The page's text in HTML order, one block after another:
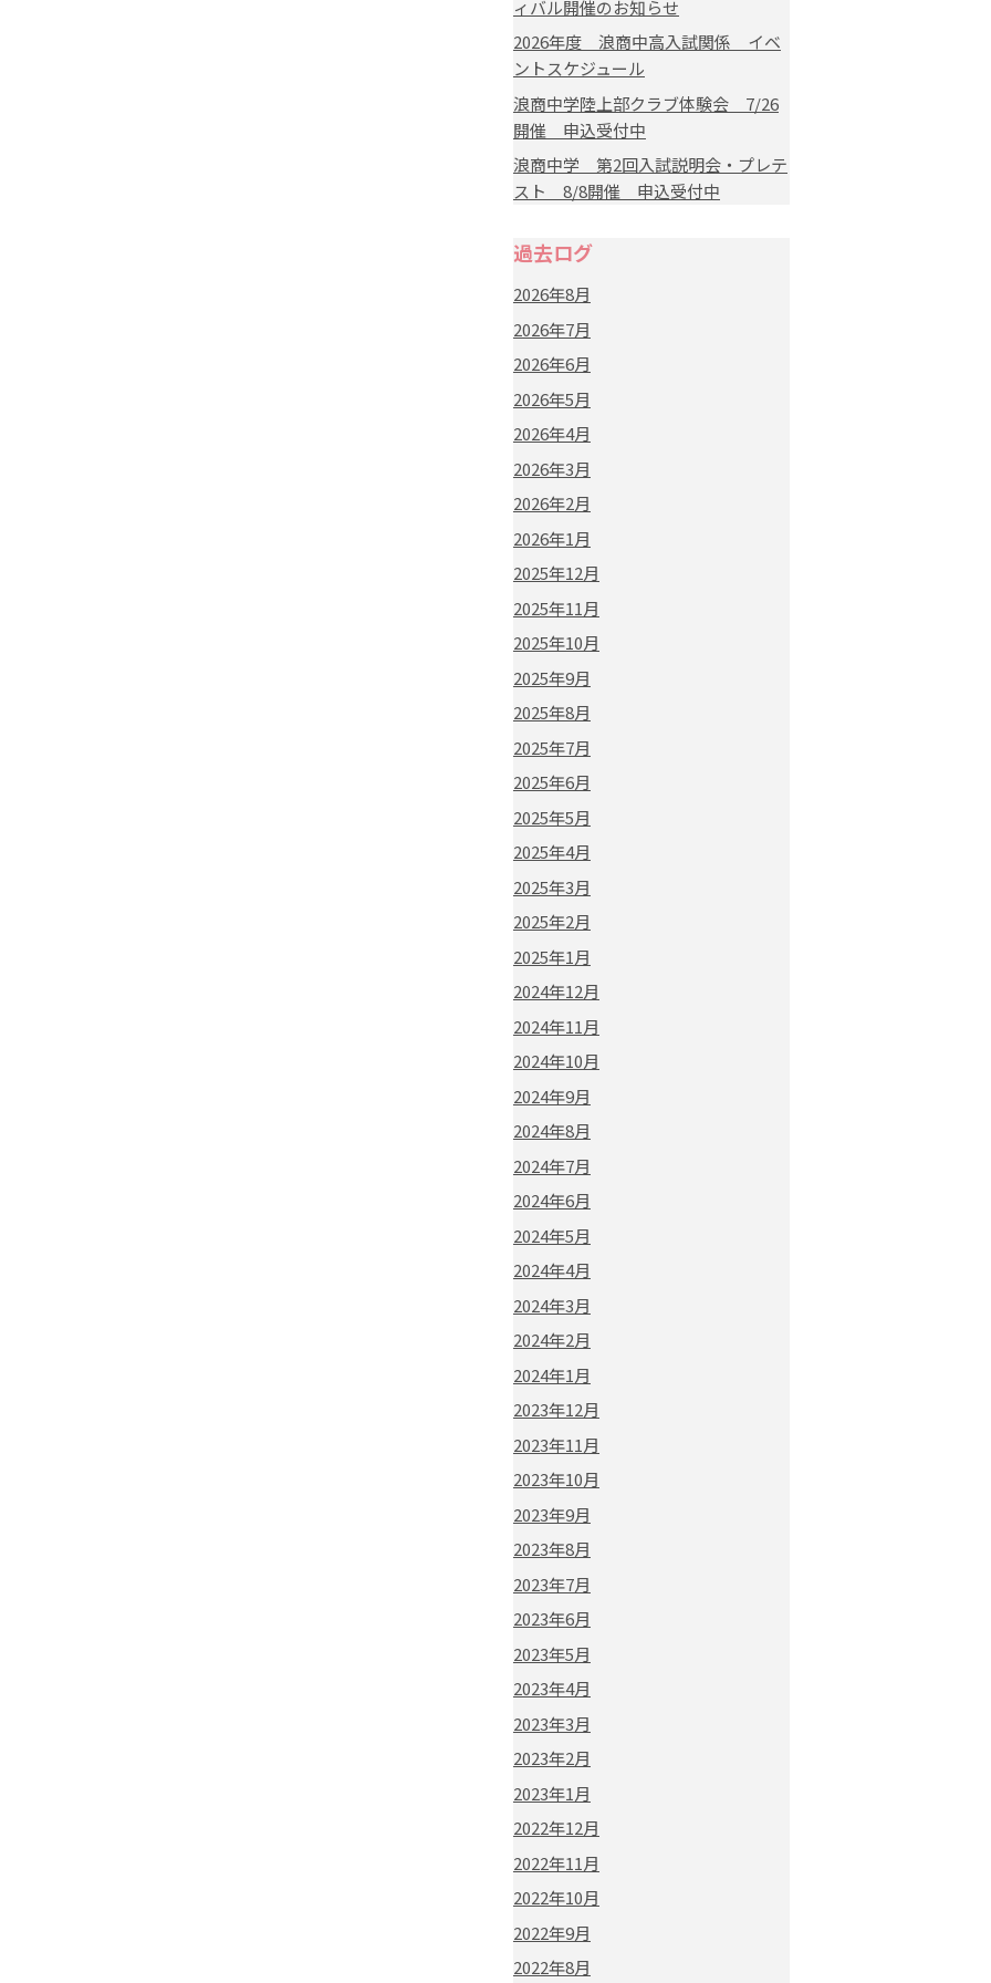
ィバル開催のお知らせ
2026年度 浪商中高入試関係 イベ
ントスケジュール
浪商中学陸上部クラブ体験会 7/26
開催 申込受付中
浪商中学 第2回入試説明会・プレテ
スト 8/8開催 申込受付中
過去ログ
2026年8月
2026年7月
2026年6月
2026年5月
2026年4月
2026年3月
2026年2月
2026年1月
2025年12月
2025年11月
2025年10月
2025年9月
2025年8月
2025年7月
2025年6月
2025年5月
2025年4月
2025年3月
2025年2月
2025年1月
2024年12月
2024年11月
2024年10月
2024年9月
2024年8月
2024年7月
2024年6月
2024年5月
2024年4月
2024年3月
2024年2月
2024年1月
2023年12月
2023年11月
2023年10月
2023年9月
2023年8月
2023年7月
2023年6月
2023年5月
2023年4月
2023年3月
2023年2月
2023年1月
2022年12月
2022年11月
2022年10月
2022年9月
2022年8月